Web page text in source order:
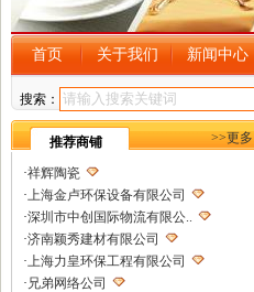
首页 关于我们 新闻中心
搜索：
推荐商铺 >>更多
·祥辉陶瓷
·上海金卢环保设备有限公司
·深圳市中创国际物流有限公..
·济南颖秀建材有限公司
·上海力皇环保工程有限公司
· 兄弟网络公司